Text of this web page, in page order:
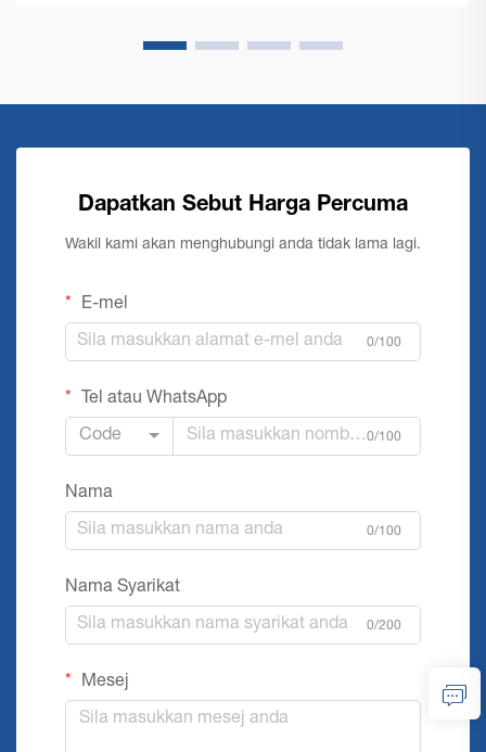
Dapatkan Sebut Harga Percuma
Wakil kami akan menghubungi anda tidak lama lagi.
E-mel
0/100
Tel atau WhatsApp
Code 0/100
Nama
0/100
Nama Syarikat
0/200
Mesej